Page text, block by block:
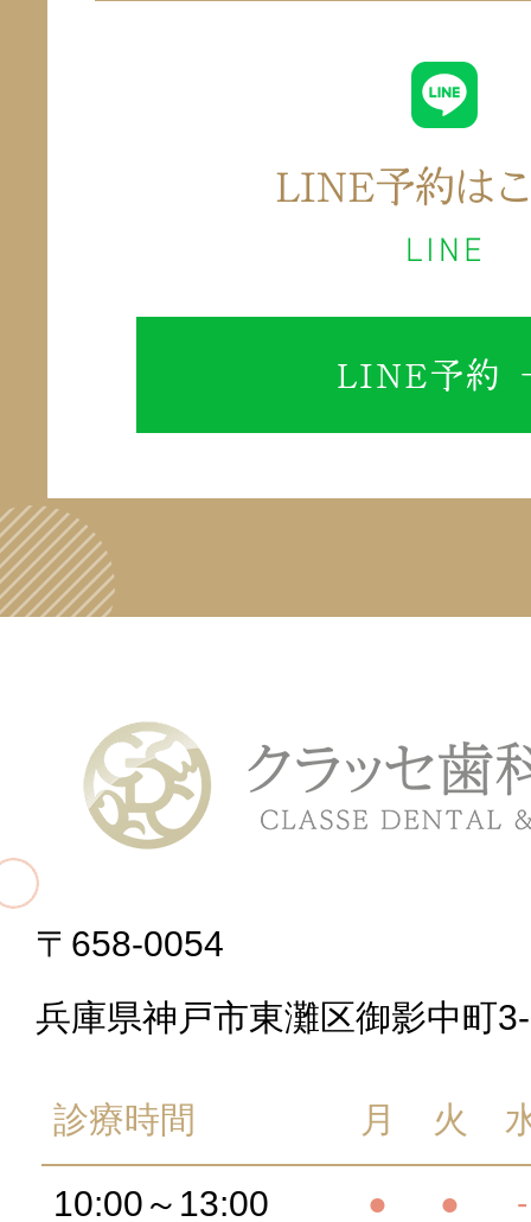
LINE予約
〒658-0054
兵庫県神戸市東灘区御影中町
診療時間 月 火
10:00～13:00 ● ● -